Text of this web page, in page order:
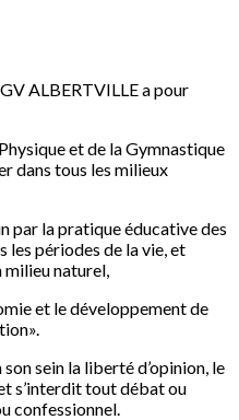
ALBERTVILLE a pour
et de la Gymnastique
dans tous les milieux
par la pratique éducative des
les périodes de la vie, et
milieu naturel,
et le développement de
sein la liberté d’opinion, le
s’interdit tout débat ou
confessionnel.